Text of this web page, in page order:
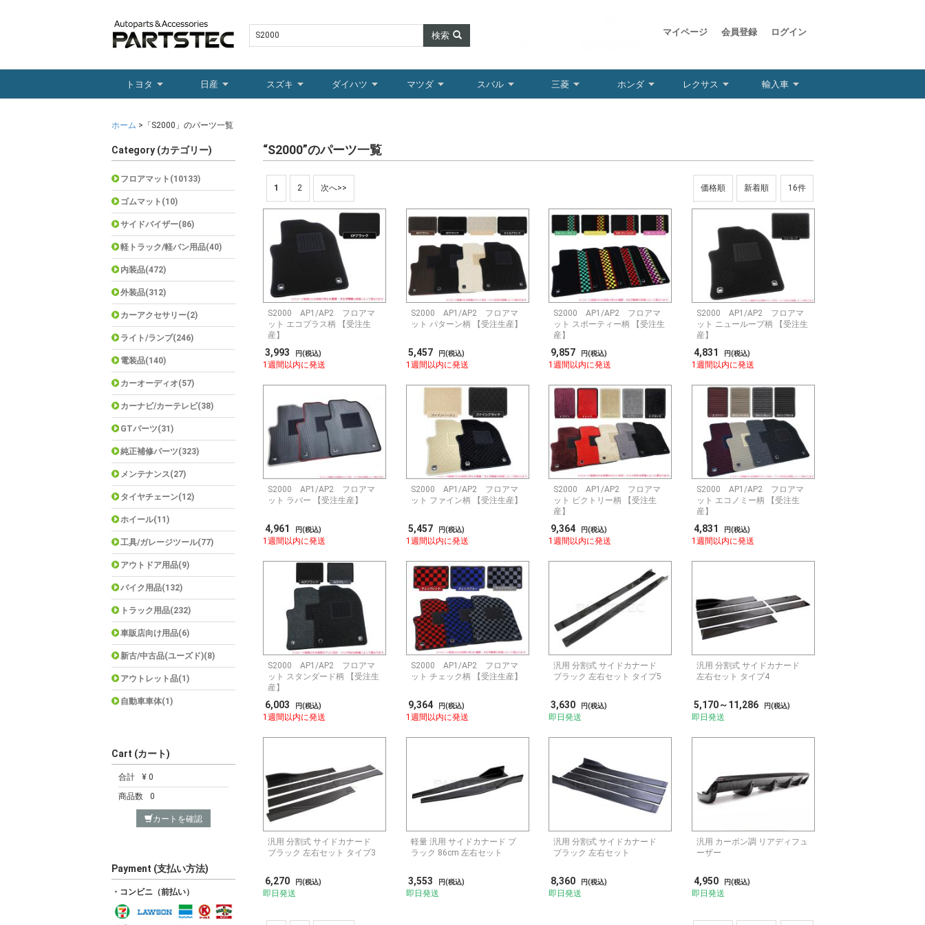
検索 マイページ 会員登録 ログイン
トヨタ 日産 スズキ ダイハツ マツダ スバル 三菱 ホンダ レクサス 輸入車
ホーム >「S2000」のパーツ一覧
Category (カテゴリー)
フロアマット(10133)
ゴムマット(10)
サイドバイザー(86)
軽トラック/軽バン用品(40)
内装品(472)
外装品(312)
カーアクセサリー(2)
ライト/ランプ(246)
電装品(140)
カーオーディオ(57)
カーナビ/カーテレビ(38)
GTパーツ(31)
純正補修パーツ(323)
メンテナンス(27)
タイヤチェーン(12)
ホイール(11)
工具/ガレージツール(77)
アウトドア用品(9)
バイク用品(132)
トラック用品(232)
車販店向け用品(6)
新古/中古品(ユーズド)(8)
アウトレット品(1)
自動車車体(1)
Cart (カート)
合計
¥ 0
商品数
0
カートを確認
Payment (支払い方法)
・コンビニ（前払い）
“S2000”のパーツ一覧
価格順 新着順
1 2 次へ>>
S2000 AP1/AP2 フロアマ
ット エコプラス柄 【受注生
産】
3,993 円(税込)
1週間以内に発送
S2000 AP1/AP2 フロアマ
ット パターン柄 【受注生産】
5,457 円(税込)
1週間以内に発送
S2000 AP1/AP2 フロアマ
ット スポーティー柄 【受注生
産】
9,857 円(税込)
1週間以内に発送
S2000 AP1/AP2 フロアマ
ット ニューループ柄 【受注生
産】
4,831 円(税込)
1週間以内に発送
S2000 AP1/AP2 フロアマ
ット ラバー 【受注生産】
4,961 円(税込)
1週間以内に発送
S2000 AP1/AP2 フロアマ
ット ファイン柄 【受注生産】
5,457 円(税込)
1週間以内に発送
S2000 AP1/AP2 フロアマ
ット ビクトリー柄 【受注生
産】
9,364 円(税込)
1週間以内に発送
S2000 AP1/AP2 フロアマ
ット エコノミー柄 【受注生
産】
4,831 円(税込)
1週間以内に発送
S2000 AP1/AP2 フロアマ
ット スタンダード柄 【受注生
産】
6,003 円(税込)
1週間以内に発送
S2000 AP1/AP2 フロアマ
ット チェック柄 【受注生産】
9,364 円(税込)
1週間以内に発送
汎用 分割式 サイドカナード
ブラック 左右セット タイプ5
3,630 円(税込)
即日発送
汎用 分割式 サイドカナード
左右セット タイプ4
5,170～11,286 円(税込)
即日発送
汎用 分割式 サイドカナード
ブラック 左右セット タイプ3
6,270 円(税込)
即日発送
軽量 汎用 サイドカナード ブ
ラック 86cm 左右セット
3,553 円(税込)
即日発送
汎用 分割式 サイドカナード
ブラック 左右セット
8,360 円(税込)
即日発送
汎用 カーボン調 リアディフュ
ーザー
4,950 円(税込)
即日発送